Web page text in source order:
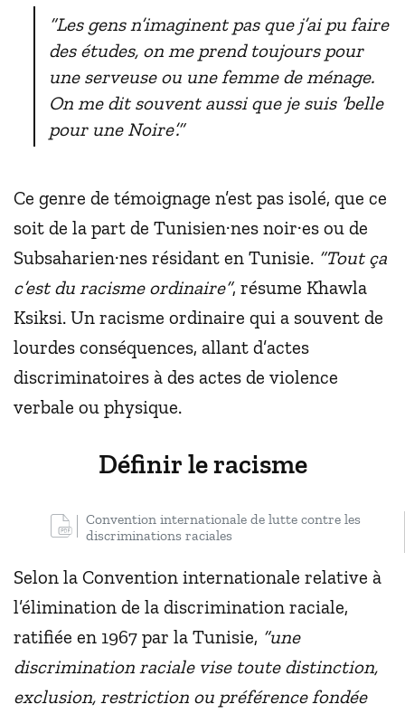
“Les gens n’imaginent pas que j’ai pu faire
des études, on me prend toujours pour
une serveuse ou une femme de ménage.
On me dit souvent aussi que je suis ‘belle
pour une Noire’.”
Ce genre de témoignage n’est pas isolé, que ce
soit de la part de Tunisien·nes noir·es ou de
Subsaharien·nes résidant en Tunisie. “Tout ça
c’est du racisme ordinaire”, résume Khawla
Ksiksi. Un racisme ordinaire qui a souvent de
lourdes conséquences, allant d’actes
discriminatoires à des actes de violence
verbale ou physique.
Définir le racisme
Convention internationale de lutte contre les
discriminations raciales
Selon la Convention internationale relative à
l’élimination de la discrimination raciale,
ratifiée en 1967 par la Tunisie, “une
discrimination raciale vise toute distinction,
exclusion, restriction ou préférence fondée